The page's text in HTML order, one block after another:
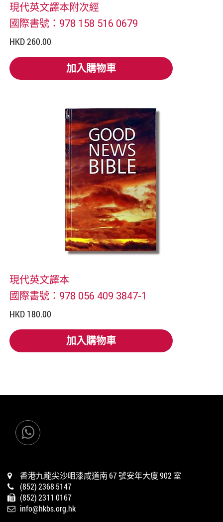
現代英文譯本附次經
國際書號：978 158 516 0679
HKD 260.00
加入購物車
加入購物車
現代英文譯本
國際書號：978 056 409 3847-1
HKD 180.00
加入購物車
加入購物車
香港九龍尖沙咀漆咸道南 67 號安年大廈 902 室
(852) 2368 5147
(852) 2311 0167
info@hkbs.org.hk